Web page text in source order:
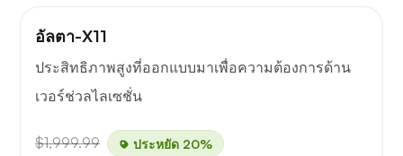
อัลตา-X11
ประสิทธิภาพสูงที่ออกแบบมาเพื่อความต้องการด้าน
เวอร์ช่วลไลเซชั่น
$1,999.99 ประหยัด 20%